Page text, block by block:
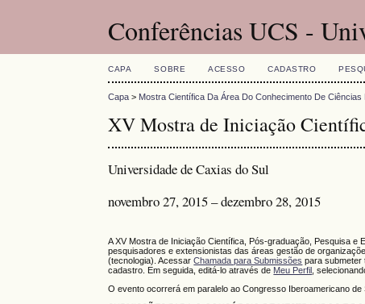
Conferências UCS -
CAPA SOBRE ACESSO CADASTRO
Capa > Mostra Científica Da Área Do Conhecimento De Ciências
XV Mostra de Iniciação
Universidade de Caxias do Sul
novembro 27, 2015 – dezembro 28, 2015
A XV Mostra de Iniciação Científica, Pós-graduação, Pesquisa
pesquisadores e extensionistas das áreas gestão de
(tecnologia). AcessarChamada para Submissões para
cadastro. Em seguida, editá-lo através de Meu Perfil ,
O evento ocorrerá em paralelo ao Congresso Iberoamericano de